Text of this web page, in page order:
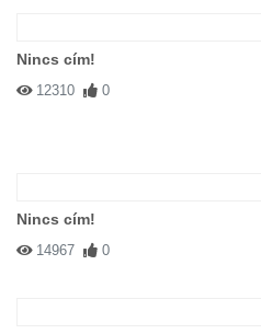
Nincs cím!
12310 0
Nincs cím!
14967 0